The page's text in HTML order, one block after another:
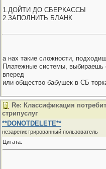
1.ДОЙТИ ДО СБЕРКАССЫ
2.ЗАПОЛНИТЬ БЛАНК
а нах такие сложности,
Платежные системы, выбираешь
вперед
или общество бабушек в СБ
Re: Классификация
стрипуслуг
**DONOTDELETE**
незарегистрированный пользователь
Цитата: